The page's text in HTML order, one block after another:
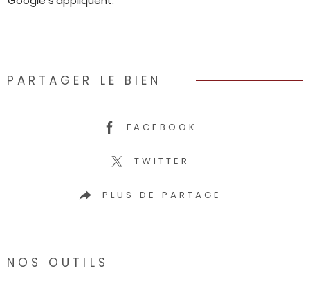
PARTAGER LE BIEN
FACEBOOK
TWITTER
PLUS DE PARTAGE
NOS OUTILS